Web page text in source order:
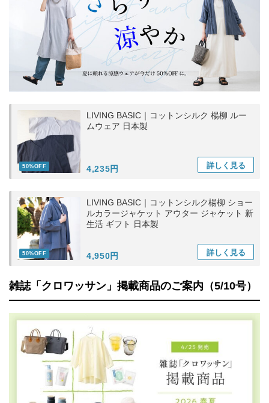
50%OFF
LIVING BASIC｜コットンシルク 楊柳 ルー
ムウェア 日本製
4,235円 詳しく 見る
50%OFF
LIVING BASIC｜コットンシルク楊柳 ショー
ルカラージャケット アウター ジャケット 新
生活 ギフト 日本製
4,950円 詳しく 見る
雑誌「クロワッサン」掲載商品のご案内（5/10号）